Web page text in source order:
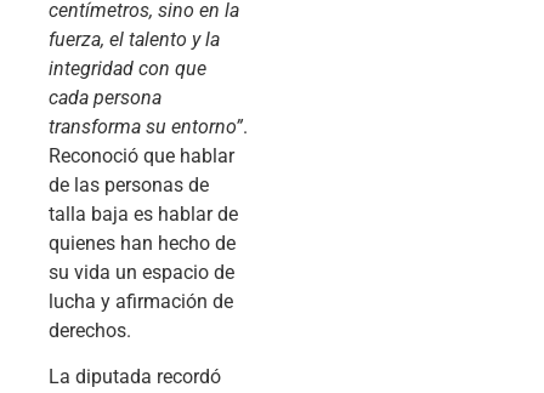
centímetros, sino en la
fuerza, el talento y la
integridad con que
cada persona
transforma su entorno”.
Reconoció que hablar
de las personas de
talla baja es hablar de
quienes han hecho de
su vida un espacio de
lucha y afirmación de
derechos.
La diputada recordó